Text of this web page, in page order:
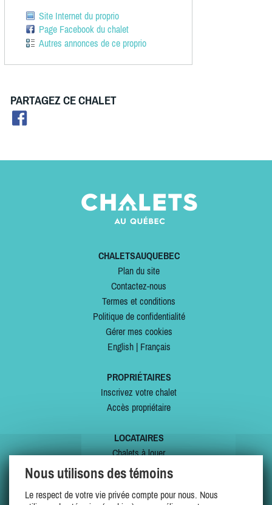
Site Internet du proprio
Page Facebook du chalet
Autres annonces de ce proprio
PARTAGEZ CE CHALET
CHALETSAUQUEBEC
Plan du site
Contactez-nous
Termes et conditions
Politique de confidentialité
Gérer mes cookies
English| Français
PROPRIÉTAIRES
Inscrivez votre chalet
Accès propriétaire
LOCATAIRES
Chalets à louer
Chalets à vendre
Offres spéciales
Nous utilisons des témoins
Le respect de votre vie privée compte pour nous. Nous